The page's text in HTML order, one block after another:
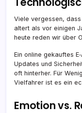
Viele vergessen,
altert als vor einigen
heute reden wir über
Ein online gekauftes
Updates und
oft hinterher. Für
Vielfahrer ist es ein
Emotion vs.